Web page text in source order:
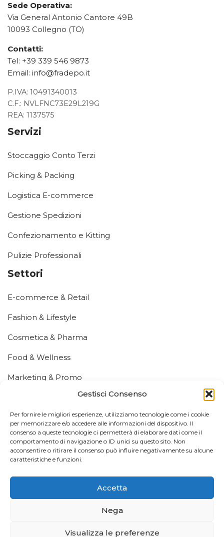
Gestisci Consenso
Per fornire le migliori esperienze, utilizziamo tecnologie come i cookie
per memorizzare e/o accedere alle informazioni del dispositivo. Il
consenso a queste tecnologie ci permetterà di elaborare dati come il
comportamento di navigazione o ID unici su questo sito. Non
acconsentire o ritirare il consenso può influire negativamente su alcune
caratteristiche e funzioni.
Accetta
Nega
Visualizza le preferenze
Sede Operativa:
Via General Antonio Cantore 49B
10093 Collegno (TO)
Contatti:
Tel: +39 339 546 9873
Email: info@fradepo.it
P.IVA: 10491340013
C.F.: NVLFNC73E29L219G
REA: 1137575
Servizi
Stoccaggio Conto Terzi
Picking & Packing
Logistica E-commerce
Gestione Spedizioni
Confezionamento e Kitting
Pulizie Professionali
Settori
E-commerce & Retail
Fashion & Lifestyle
Cosmetica & Pharma
Food & Wellness
Marketing & Promo
Info Utili
Chi Siamo
Contatti
Mappa del Sito
Privacy Policy